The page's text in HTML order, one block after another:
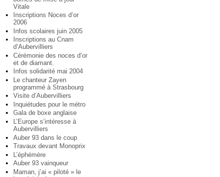
Vitale
Inscriptions Noces d’or
2006
Infos scolaires juin 2005
Inscriptions au Cnam
d’Aubervilliers
Cérémonie des noces d’or
et de diamant.
Infos solidarité mai 2004
Le chanteur Zayen
programmé à Strasbourg
Visite d’Aubervilliers
Inquiétudes pour le métro
Gala de boxe anglaise
L’Europe s’intéresse à
Aubervilliers
Auber 93 dans le coup
Travaux devant Monoprix
L’éphémère
Auber 93 vainqueur
Maman, j’ai « piloté » le